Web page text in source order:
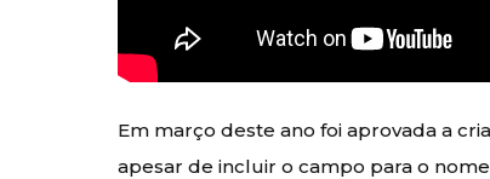
Em março deste ano foi aprovada a
apesar de incluir o campo para o